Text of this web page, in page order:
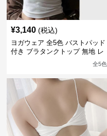
¥3,140 (税込)
ヨガウェア 全5色 バストパッド
付き ブラタンクトップ 無地 レ
全5色